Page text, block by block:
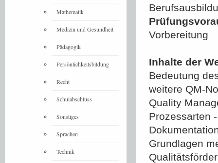
Vorbereitung
Inhalte der
Bedeutung
weitere QM-
Quality
Prozessarten
Grundlagen
Mathematik
Medizin und Gesundheit
Pädagogik
Persönlichkeitsbildung
Recht
Schulabschluss
Sonstiges
Sprachen
Technik